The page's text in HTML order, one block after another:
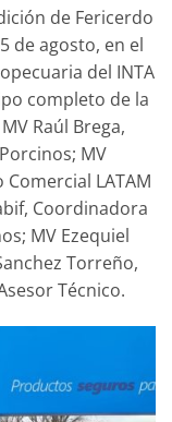
de Fericerdo
de agosto, en el
del INTA
completo de la
Raúl Brega,
MV
LATAM
Coordinadora
MV Ezequiel
Torreño,
Técnico.